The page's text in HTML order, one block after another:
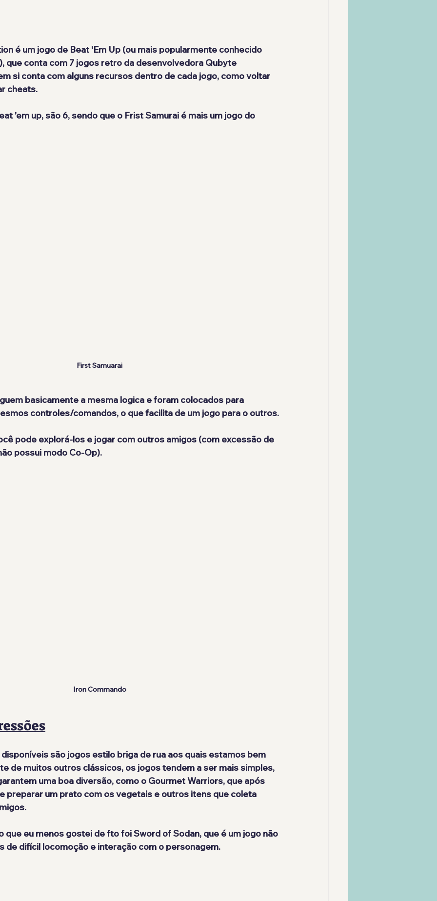
é um jogo de Beat 'Em Up (ou mais popularmente conhecido
que conta com 7 jogos retro da desenvolvedora Qubyte
si conta com alguns recursos dentro de cada jogo, como voltar
cheats.
'em up, são 6, sendo que o Frist Samurai é mais um jogo do
First Samuarai
basicamente a mesma logica e foram colocados para
controles/comandos, o que facilita de um jogo para o outros.
pode explorá-los e jogar com outros amigos (com excessão de
possui modo Co-Op).
Iron Commando
são jogos estilo briga de rua aos quais estamos bem
de muitos outros clássicos, os jogos tendem a ser mais simples,
uma boa diversão, como o Gourmet Warriors, que após
preparar um prato com os vegetais e outros itens que coleta
que eu menos gostei de fto foi Sword of Sodan, que é um jogo não
de difícil locomoção e interação com o personagem.